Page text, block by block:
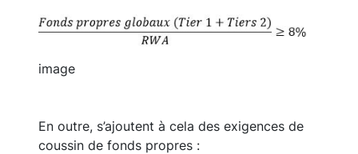
Image
image
En outre, s’ajoutent à cela des exigences de
coussin de fonds propres :